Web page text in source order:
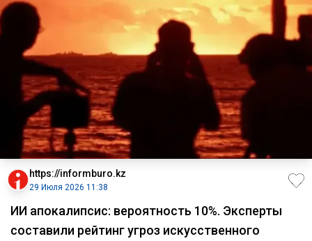
https://informburo.kz
29 Июля 2026 11:38
ИИ апокалипсис: вероятность 10%. Эксперты
составили рейтинг угроз искусственного